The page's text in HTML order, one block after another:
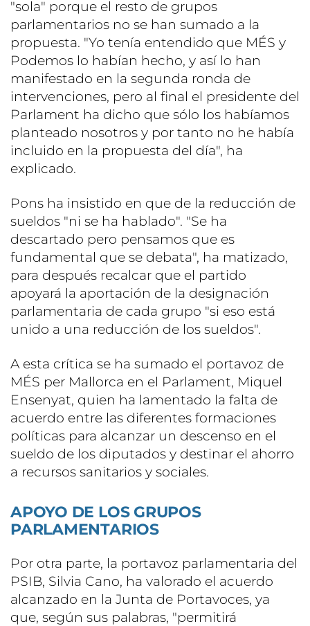
"sola" porque el resto de grupos
parlamentarios no se han sumado a la
propuesta. "Yo tenía entendido que MÉS y
Podemos lo habían hecho, y así lo han
manifestado en la segunda ronda de
intervenciones, pero al final el presidente del
Parlament ha dicho que sólo los habíamos
planteado nosotros y por tanto no he había
incluido en la propuesta del día", ha
explicado.
Pons ha insistido en que de la reducción de
sueldos "ni se ha hablado". "Se ha
descartado pero pensamos que es
fundamental que se debata", ha matizado,
para después recalcar que el partido
apoyará la aportación de la designación
parlamentaria de cada grupo "si eso está
unido a una reducción de los sueldos".
A esta crítica se ha sumado el portavoz de
MÉS per Mallorca en el Parlament, Miquel
Ensenyat, quien ha lamentado la falta de
acuerdo entre las diferentes formaciones
políticas para alcanzar un descenso en el
sueldo de los diputados y destinar el ahorro
a recursos sanitarios y sociales.
APOYO DE LOS GRUPOS
PARLAMENTARIOS
Por otra parte, la portavoz parlamentaria del
PSIB, Silvia Cano, ha valorado el acuerdo
alcanzado en la Junta de Portavoces, ya
que, según sus palabras, "permitirá